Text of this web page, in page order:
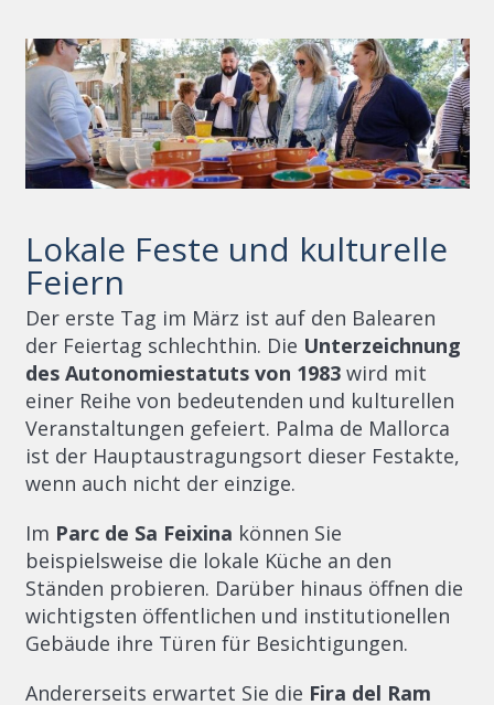
Lokale Feste und kulturelle
Feiern
Der erste Tag im März ist auf den Balearen
der Feiertag schlechthin. Die Unterzeichnung
des Autonomiestatuts von 1983wird mit
einer Reihe von bedeutenden und kulturellen
Veranstaltungen gefeiert. Palma de Mallorca
ist der Hauptaustragungsort dieser Festakte,
wenn auch nicht der einzige.
Im Parc de Sa Feixina können Sie
beispielsweise die lokale Küche an den
Ständen probieren. Darüber hinaus öffnen die
wichtigsten öffentlichen und institutionellen
Gebäude ihre Türen für Besichtigungen.
Andererseits erwartet Sie die Fira del Ram